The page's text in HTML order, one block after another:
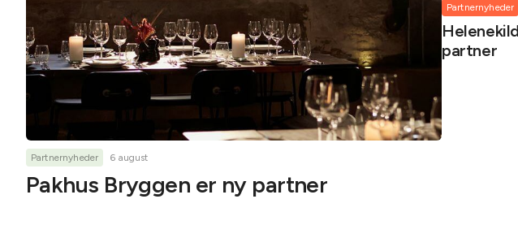
Partnernyheder 6 august
Pakhus Bryggen er ny partner
Partnernyheder
partner